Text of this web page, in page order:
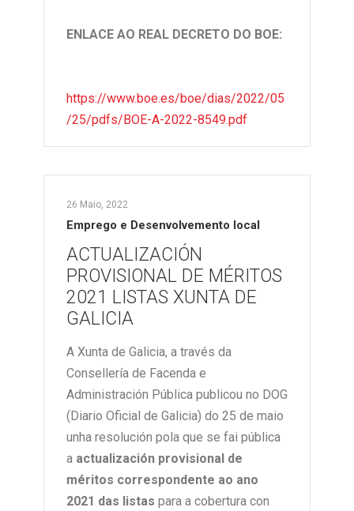
ENLACE AO REAL DECRETO DO BOE:
https://www.boe.es/boe/dias/2022/05
/25/pdfs/BOE-A-2022-8549.pdf
26 Maio, 2022
Emprego e Desenvolvemento local
ACTUALIZACIÓN
PROVISIONAL DE MÉRITOS
2021 LISTAS XUNTA DE
GALICIA
A Xunta de Galicia, a través da
Consellería de Facenda e
Administración Pública publicou no DOG
(Diario Oficial de Galicia) do 25 de maio
unha resolución pola que se fai pública
a actualización provisional de
méritos correspondente ao ano
2021 das listas para a cobertura con